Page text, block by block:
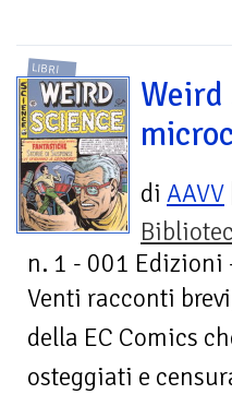
LIBRI
Weird
di AAVV
n. 1 - 001 Edizioni
Venti racconti
della EC Comics
osteggiati e